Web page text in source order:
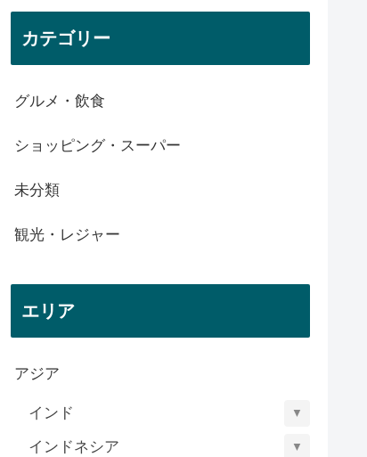
カテゴリー
グルメ・飲食
ショッピング・スーパー
未分類
観光・レジャー
エリア
アジア
インド ▼
インドネシア ▼